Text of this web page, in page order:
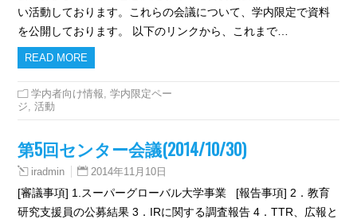
い活動しております。これらの会議について、学内限定で資料
を公開しております。 以下のリンクから、これまで…
READ MORE
学内者向け情報 ,学内限定ペー
ジ ,活動
第5回センター会議(2014/10/30)
iradmin 2014年11月10日
[審議事項] 1.スーパーグローバル大学事業 [報告事項] 2．教育
研究支援員の公募結果 3．IRに関する調査報告 4．TTR、広報と